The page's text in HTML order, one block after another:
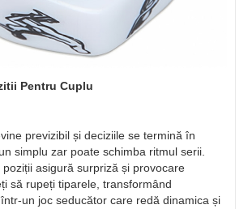
Pentru Cuplu
previzibil și deciziile se termină în
simplu zar poate schimba ritmul serii.
asigură surpriză și provocare
să rupeți tiparele, transformând
un joc seducător care redă dinamica și